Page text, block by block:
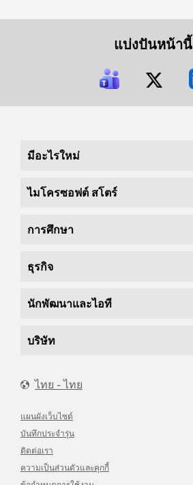
แบ่งปันหน้านี้
มีอะไรใหม่
ไมโครซอฟต์ สโตร์
การศึกษา
ธุรกิจ
นักพัฒนาและไอที
บริษัท
ไทย - ไทย
แผนผังเว็บไซต์
บันทึกประจำรุ่น
ติดต่อเรา
ความเป็นส่วนตัวและคุกกี้